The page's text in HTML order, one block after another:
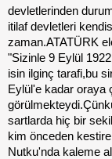
devletlerinden
itilaf devletleri
zaman.ATATÜRK
"Sizinle 9 Eylül
isin ilginç tarafi,bu
Eylül'e kadar oraya
sartlarda hiç bir
kim önceden
Nutku'nda kaleme